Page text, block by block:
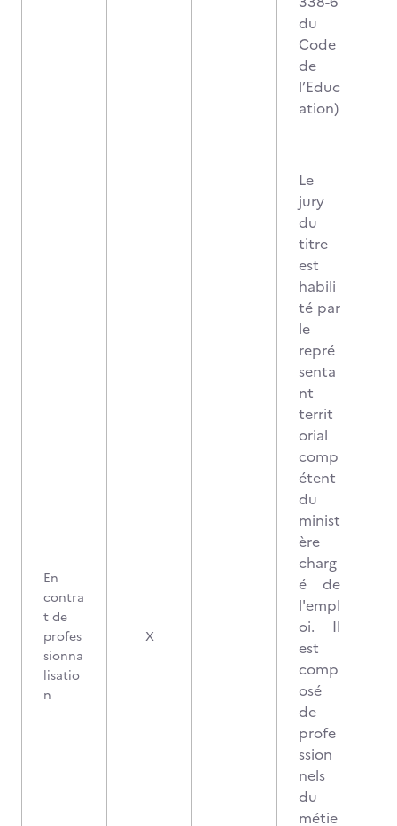
du
Code
de
l’Educ
ation)
En
contra
t de
profes
sionna
lisatio
n
X
Le
jury
du
titre
est
habili
té par
le
repré
senta
nt
territ
orial
comp
étent
du
minist
ère
charg
é de
l'empl
oi. Il
est
comp
osé
de
profe
ssion
nels
du
métie